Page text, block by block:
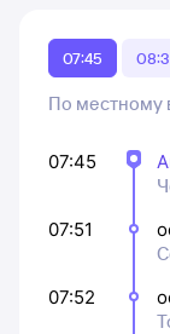
07:45
По местному
07:45
07:51
07:52